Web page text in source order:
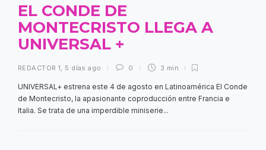
EL CONDE DE
MONTECRISTO LLEGA A
UNIVERSAL +
REDACTOR 1, 5 días ago 0 3 min
UNIVERSAL+ estrena este 4 de agosto en Latinoamérica El Conde
de Montecristo, la apasionante coproducción entre Francia e
Italia. Se trata de una imperdible miniserie...